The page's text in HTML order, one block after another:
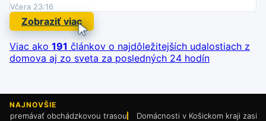
Včera 23:16
Zobraziť viac
Viac ako 191 článkov o najdôležitejších udalostiach z
domova aj zo sveta za posledných 24 hodín
NAJNOVŠIE
obchádzkovou trasou Domácnosti v Košickom kraji zasiahnuté